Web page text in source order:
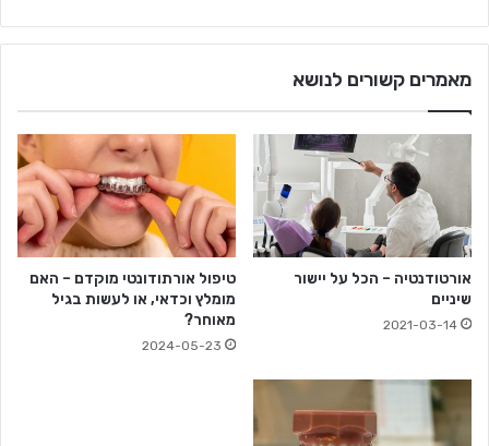
מאמרים קשורים לנושא
אורטודנטיה – הכל על יישור
שיניים
2021-03-14
טיפול אורתודונטי מוקדם – האם
מומלץ וכדאי, או לעשות בגיל
מאוחר?
2024-05-23